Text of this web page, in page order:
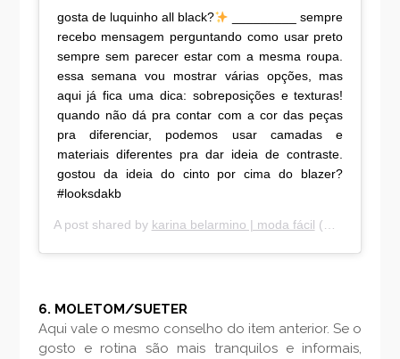
gosta de luquinho all black?
_________ sempre
recebo mensagem perguntando como usar preto
sempre sem parecer estar com a mesma roupa.
essa semana vou mostrar várias opções, mas
aqui já fica uma dica: sobreposições e texturas!
quando não dá pra contar com a cor das peças
pra diferenciar, podemos usar camadas e
materiais diferentes pra dar ideia de contraste.
gostou da ideia do cinto por cima do blazer?
#looksdakb
A post shared by karina belarmino | moda fácil (@karinabelarmino) on
6. MOLETOM/SUETER
Aqui vale o mesmo conselho do item anterior. Se o
gosto e rotina são mais tranquilos e informais,